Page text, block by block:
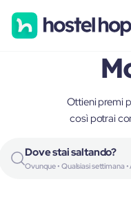
Ottieni premi
così potrai
Dove stai saltando?
Ovunque • Qualsiasi settimana